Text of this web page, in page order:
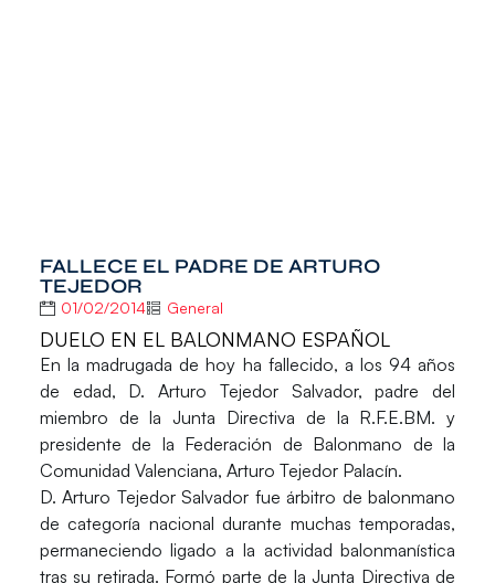
FALLECE EL PADRE DE ARTURO
TEJEDOR
01/02/2014 General
DUELO EN EL BALONMANO ESPAÑOL
En la madrugada de hoy ha fallecido, a los 94 años
de edad, D. Arturo Tejedor Salvador, padre del
miembro de la Junta Directiva de la R.F.E.BM. y
presidente de la Federación de Balonmano de la
Comunidad Valenciana, Arturo Tejedor Palacín.
D. Arturo Tejedor Salvador fue árbitro de balonmano
de categoría nacional durante muchas temporadas,
permaneciendo ligado a la actividad balonmanística
tras su retirada. Formó parte de la Junta Directiva de